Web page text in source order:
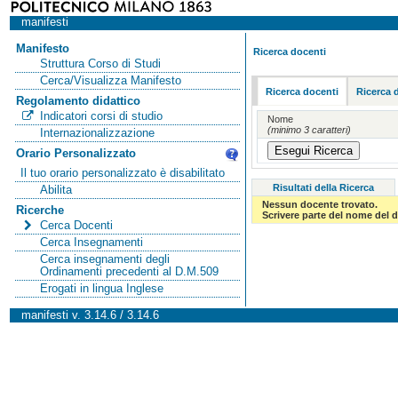
manifesti
Manifesto
Struttura Corso di Studi
Cerca/Visualizza Manifesto
Regolamento didattico
Indicatori corsi di studio
Internazionalizzazione
Orario Personalizzato
Il tuo orario personalizzato è disabilitato
Abilita
Ricerche
Cerca Docenti
Cerca Insegnamenti
Cerca insegnamenti degli
Ordinamenti precedenti al D.M.509
Erogati in lingua Inglese
Ricerca docenti
Ricerca docenti Ricerca
Nome
(minimo 3 caratteri)
Risultati della Ricerca
Nessun docente trovato.
Scrivere parte del nome del
manifesti v. 3.14.6 / 3.14.6